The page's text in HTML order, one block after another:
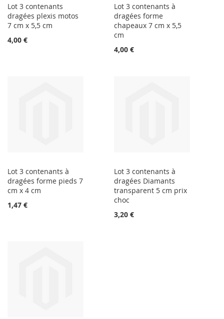
Lot 3 contenants
dragées plexis motos
7 cm x 5,5 cm
4,00 €
Lot 3 contenants à
dragées forme
chapeaux 7 cm x 5,5
cm
4,00 €
Lot 3 contenants à
dragées forme pieds 7
cm x 4 cm
1,47 €
Lot 3 contenants à
dragées Diamants
transparent 5 cm prix
choc
3,20 €